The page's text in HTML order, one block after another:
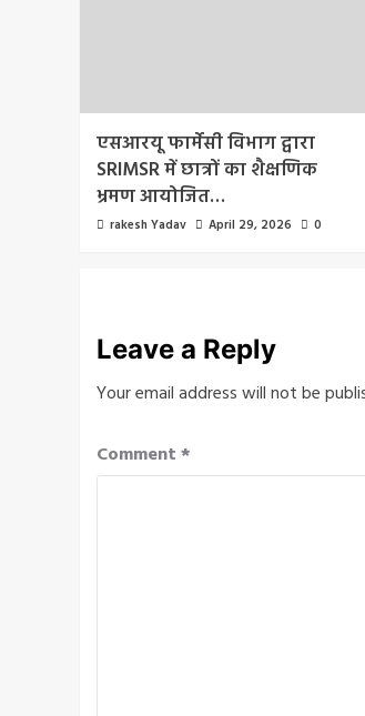
एसआरयू फार्मेसी विभाग द्वारा
SRIMSR में छात्रों का शैक्षणिक
भ्रमण आयोजित…
rakesh Yadav April 29, 2026 0
Leave a Reply
Your email address will not be
Comment*